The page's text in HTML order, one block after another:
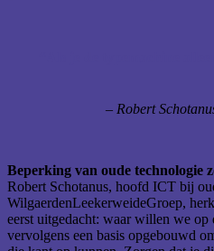
– Robert
Beperking van oude technologie
Robert Schotanus, hoofd ICT bij
WilgaerdenLeekerweideGroep,
eerst uitgedacht: waar willen we op
vervolgens een basis opgebouwd